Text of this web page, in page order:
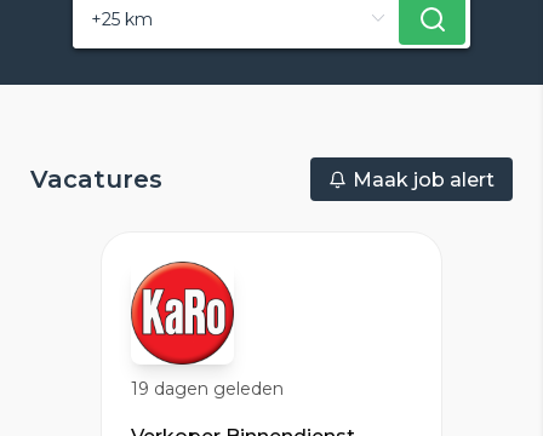
Vacatures Maak job alert
19 dagen geleden